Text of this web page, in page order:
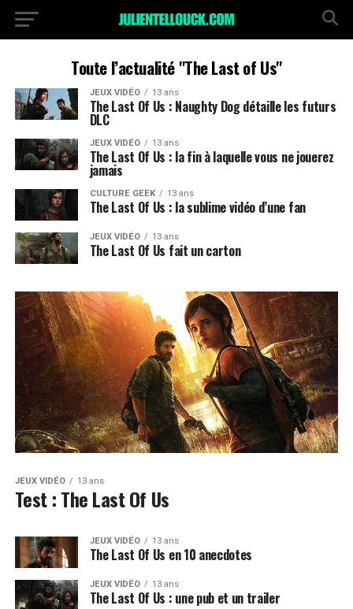
Toute l’actualité "The Last of Us"
JEUX VIDÉO 13 ans
The Last Of Us : Naughty Dog détaille les futurs
DLC
JEUX VIDÉO 13 ans
The Last Of Us : la fin à laquelle vous ne jouerez
jamais
CULTURE GEEK 13 ans
The Last Of Us : la sublime vidéo d’une fan
JEUX VIDÉO 13 ans
The Last Of Us fait un carton
JEUX VIDÉO 13 ans
Test : The Last Of Us
JEUX VIDÉO 13 ans
The Last Of Us en 10 anecdotes
JEUX VIDÉO 13 ans
The Last Of Us : une pub et un trailer